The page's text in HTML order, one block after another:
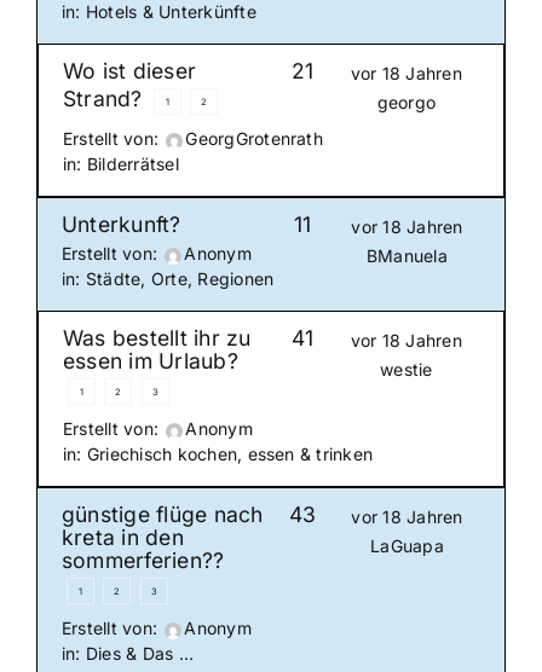
in: Hotels & Unterkünfte
Wo ist dieser
Strand?
1 2
Erstellt von:
GeorgGrotenrath
in: Bilderrätsel
21
vor 18 Jahren
georgo
Unterkunft?
Erstellt von:
Anonym
in: Städte, Orte, Regionen
11
vor 18 Jahren
BManuela
Was bestellt ihr zu
essen im Urlaub?
1 2 3
Erstellt von:
Anonym
in: Griechisch kochen, essen & trinken
41
vor 18 Jahren
westie
günstige flüge nach
kreta in den
sommerferien??
1 2 3
Erstellt von:
Anonym
in: Dies & Das …
43
vor 18 Jahren
LaGuapa